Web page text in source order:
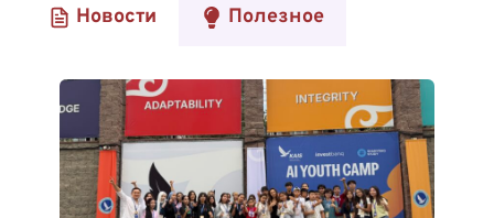
Новости Полезное